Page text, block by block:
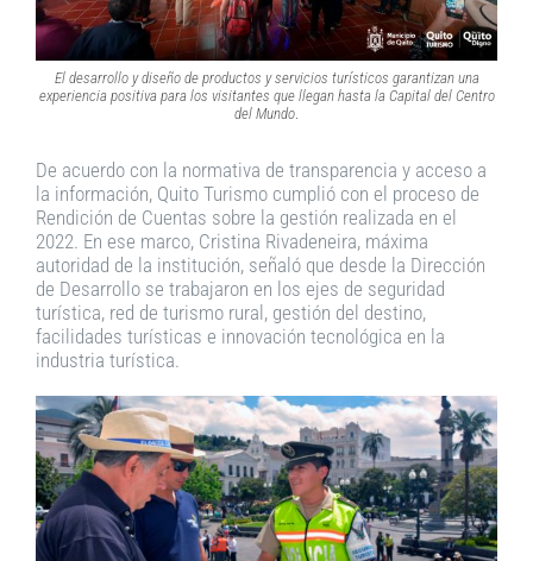
El desarrollo y diseño de productos y servicios turísticos garantizan una
experiencia positiva para los visitantes que llegan hasta la Capital del Centro
del Mundo
De acuerdo con la normativa de transparencia y acceso a
la información, Quito Turismo cumplió con el proceso de
Rendición de Cuentas sobre la gestión realizada en el
2022. En ese marco, Cristina Rivadeneira, máxima
autoridad de la institución, señaló que desde la Dirección
de Desarrollo se trabajaron en los ejes de seguridad
turística, red de turismo rural, gestión del destino,
facilidades turísticas e innovación tecnológica en la
industria turística.